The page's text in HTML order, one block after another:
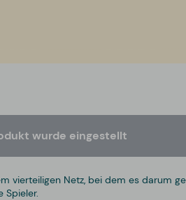
wurde eingestellt
Netz, bei dem es darum
Spieler.